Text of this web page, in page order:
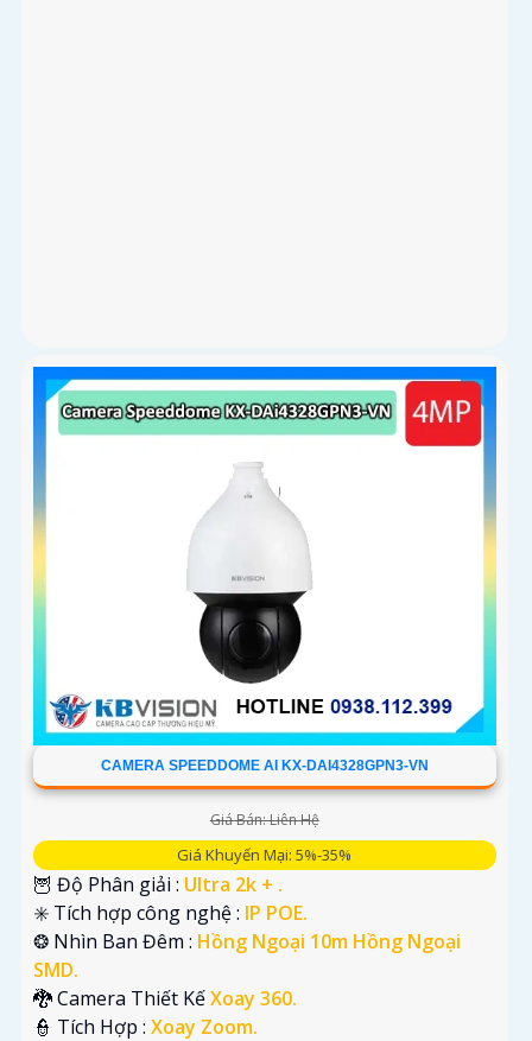
CAMERA SPEEDDOME AI KX-DAI4328GPN3-VN
Giá Bán: Liên Hệ
Giá Khuyến Mại: 5%-35%
🦉 Độ Phân giải : Ultra 2k + .
✳️ Tích hợp công nghệ : IP POE.
❂ Nhìn Ban Đêm : Hồng Ngoại 10m Hồng Ngoại
SMD.
🐉️ Camera Thiết KếXoay 360.
️👮 Tích Hợp : Xoay Zoom.